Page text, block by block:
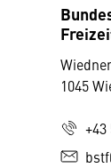
1045
+43